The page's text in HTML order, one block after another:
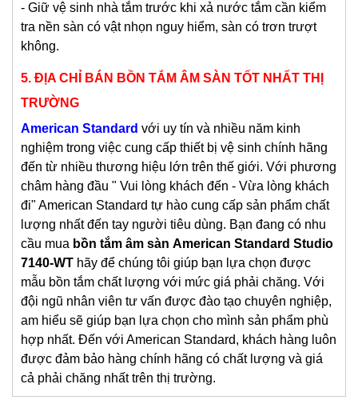
- Giữ vệ sinh nhà tắm trước khi xả nước tắm cần kiểm
tra nền sàn có vật nhọn nguy hiểm, sàn có trơn trượt
không.
5. ĐỊA CHỈ BÁN BỒN TẮM ÂM SÀN TỐT NHẤT THỊ
TRƯỜNG
American Standard với uy tín và nhiều năm kinh
nghiệm trong việc cung cấp thiết bị vệ sinh chính hãng
đến từ nhiều thương hiệu lớn trên thế giới. Với phương
châm hàng đầu " Vui lòng khách đến - Vừa lòng khách
đi" American Standard tự hào cung cấp sản phẩm chất
lượng nhất đến tay người tiêu dùng. Bạn đang có nhu
cầu mua bồn tắm âm sàn American Standard Studio
7140-WT hãy để chúng tôi giúp bạn lựa chọn được
mẫu bồn tắm chất lượng với mức giá phải chăng. Với
đội ngũ nhân viên tư vấn được đào tạo chuyên nghiệp,
am hiểu sẽ giúp bạn lựa chọn cho mình sản phẩm phù
hợp nhất. Đến với American Standard, khách hàng luôn
được đảm bảo hàng chính hãng có chất lượng và giá
cả phải chăng nhất trên thị trường.